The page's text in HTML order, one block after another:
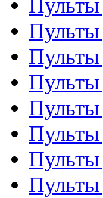
Пульты
Пульты
Пульты
Пульты
Пульты
Пульты